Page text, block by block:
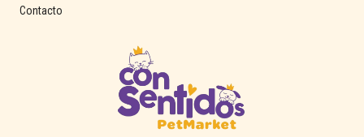
Contacto